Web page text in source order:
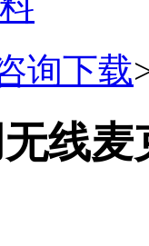
询下载
线